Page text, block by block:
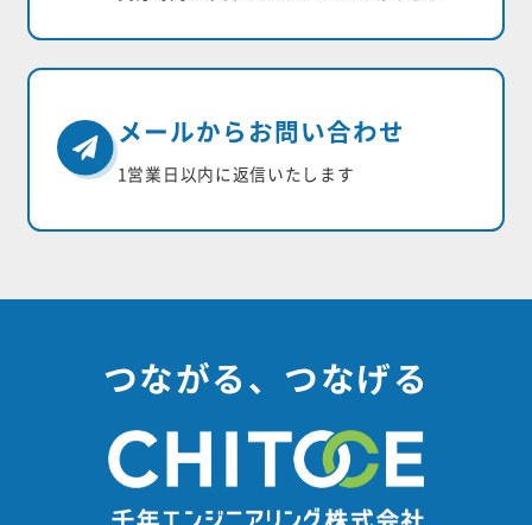
メールからお問い合わせ
1営業日以内に返信いたします
つながる、つなげる